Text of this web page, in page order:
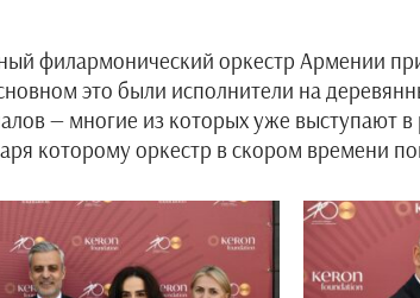
филармонический оркестр Армении
это были исполнители на
— многие из которых уже выступают
которому оркестр в скором времени